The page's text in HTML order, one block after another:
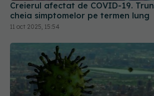
Creierul afectat de COVID-19.
cheia simptomelor pe termen lung
11 oct 2025, 15:54